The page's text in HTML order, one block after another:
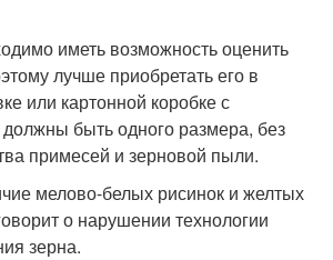
иметь возможность оценить
лучше приобретать его в
или картонной коробке с
быть одного размера, без
примесей и зерновой пыли.
мелово-белых рисинок и желтых
о нарушении технологии
зерна.